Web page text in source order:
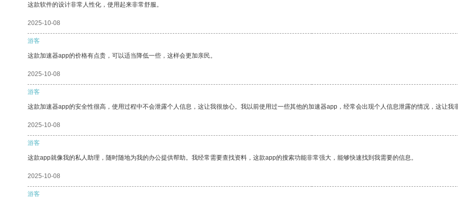
这款软件的设计非常人性化，使用起来非常舒服。
2025-10-08
游客
这款加速器app的价格有点贵，可以适当降低一些，这样会更加亲民。
2025-10-08
游客
这款加速器app的安全性很高，使用过程中不会泄露个人信息，这让我很放心。我以前使用过一些其他的加速器app，经常会出现个人信息泄露的情况，这让我
2025-10-08
游客
这款app就像我的私人助理，随时随地为我的办公提供帮助。我经常需要查找资料，这款app的搜索功能非常强大，能够快速找到我需要的信息。
2025-10-08
游客